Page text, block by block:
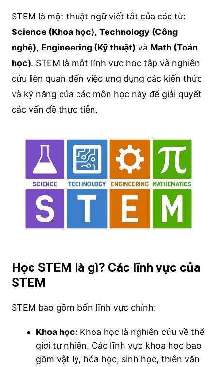
STEM là một thuật ngữ viết tắt của các từ:
Science (Khoa học), Technology (Công
nghệ), Engineering (Kỹ thuật) và Math (Toán
học). STEM là một lĩnh vực học tập và nghiên
cứu liên quan đến việc ứng dụng các kiến thức
và kỹ năng của các môn học này để giải quyết
các vấn đề thực tiễn.
Học STEM là gì? Các lĩnh vực của
STEM
STEM bao gồm bốn lĩnh vực chính:
Khoa học: Khoa học là nghiên cứu về thế
giới tự nhiên. Các lĩnh vực khoa học bao
gồm vật lý, hóa học, sinh học, thiên văn